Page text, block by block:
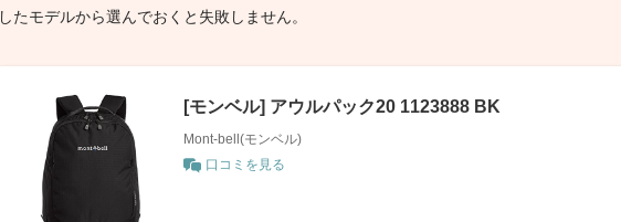
したモデルから選んでおくと失敗しません。
[モンベル] アウルパック20 1123888 BK
Mont-bell(モンベル)
口コミを見る